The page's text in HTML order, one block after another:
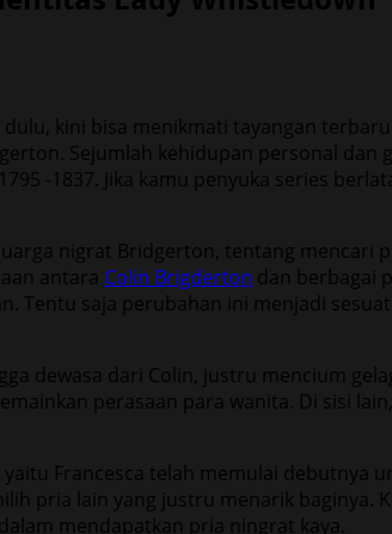
dulu, kini bisa menikmati tayangan terbaru
Sejumlah kehidupan personal dan
-1837. Jika kamu penyuka series
nigrat Bridgerton, tentang mencari
antara Colin Brigderton dan berbagai
saja perubahan ini menjadi
dewasa dari Colin, justru mencium
perasaan para wanita. Di sisi
yaitu Francesca telah memulai debutnya
pria lain yang justru menarik baginya.
mendapatkan pria ningrat kaya.